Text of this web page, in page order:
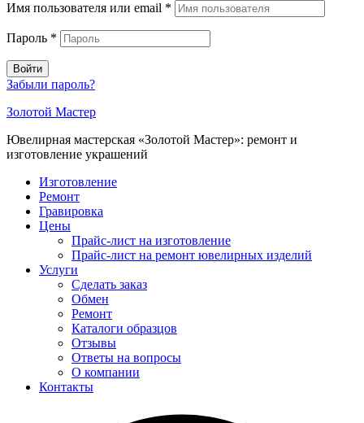
Имя пользователя или email *
Пароль *
Войти
Забыли пароль?
Золотой Мастер
Ювелирная мастерская «Золотой Мастер»: ремонт и
изготовление украшений
Изготовление
Ремонт
Гравировка
Цены
Прайс-лист на изготовление
Прайс-лист на ремонт ювелирных изделий
Услуги
Сделать заказ
Обмен
Ремонт
Каталоги образцов
Отзывы
Ответы на вопросы
О компании
Контакты